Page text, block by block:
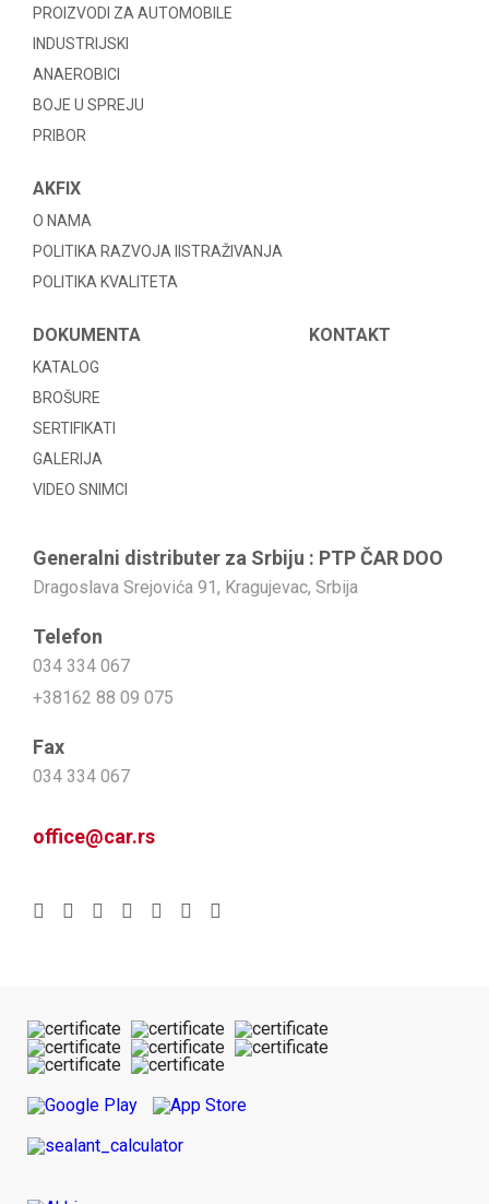
PROIZVODI ZA AUTOMOBILE
INDUSTRIJSKI
ANAEROBICI
BOJE U SPREJU
PRIBOR
AKFIX
O NAMA
POLITIKA RAZVOJA IISTRAŽIVANJA
POLITIKA KVALITETA
DOKUMENTA
KATALOG
BROŠURE
SERTIFIKATI
GALERIJA
VIDEO SNIMCI
KONTAKT
Generalni distributer za Srbiju : PTP ČAR DOO
Dragoslava Srejovića 91, Kragujevac, Srbija
Telefon
034 334 067
+38162 88 09 075
Fax
034 334 067
office@car.rs